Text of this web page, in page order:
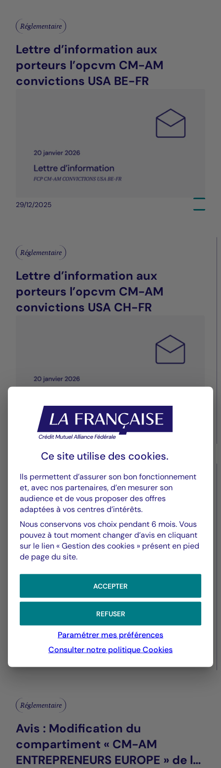
Réglementaire
Lettre d’information aux
porteurs l’opcvm CM-AM
convictions USA BE-FR
29/12/2025
Réglementaire
Lettre d’information aux
porteurs l’opcvm CM-AM
convictions USA CH-FR
29/12/2025
Réglementaire
Lettre d’information aux
porteurs l’opcvm CM-AM
convictions USA LU-FR
Réglementaire
Avis : Modification du
compartiment « CM-AM
ENTREPRENEURS EUROPE » de la
Ce site utilise des cookies.
Ils permettent d’assurer son bon fonctionnement
et, avec nos partenaires, d’en mesurer son
audience et de vous proposer des offres
adaptées à vos centres d’intérêts.
Nous conservons vos choix pendant 6 mois. Vous
pouvez à tout moment changer d’avis en cliquant
sur le lien « Gestion des cookies » présent en pied
de page du site.
ACCEPTER
REFUSER
Paramétrer mes préférences
Consulter notre politiqueCookies